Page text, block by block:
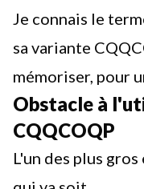
Je connais le
sa variante
mémoriser, pour
Obstacle à
CQQCOQP
L'un des plus